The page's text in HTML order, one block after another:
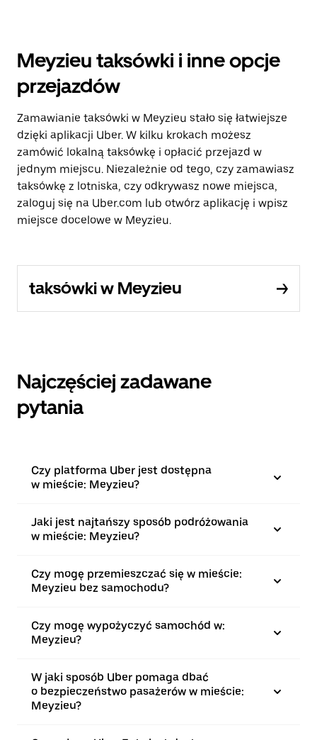
Meyzieu taksówki i inne opcje
przejazdów
Zamawianie taksówki w Meyzieu stało się łatwiejsze
dzięki aplikacji Uber. W kilku krokach możesz
zamówić lokalną taksówkę i opłacić przejazd w
jednym miejscu. Niezależnie od tego, czy zamawiasz
taksówkę z lotniska, czy odkrywasz nowe miejsca,
zaloguj się na Uber.com lub otwórz aplikację i wpisz
miejsce docelowe w Meyzieu.
taksówki w Meyzieu
Najczęściej zadawane
pytania
Czy platforma Uber jest dostępna
w mieście: Meyzieu?
Jaki jest najtańszy sposób podróżowania
w mieście: Meyzieu?
Czy mogę przemieszczać się w mieście:
Meyzieu bez samochodu?
Czy mogę wypożyczyć samochód w:
Meyzieu?
W jaki sposób Uber pomaga dbać
o bezpieczeństwo pasażerów w mieście:
Meyzieu?